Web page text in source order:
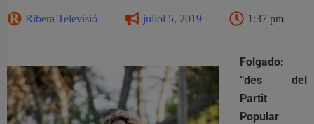
Ribera Televisió juliol 5, 2019 1:37 pm
Folgado:
“des del
Partit
Popular